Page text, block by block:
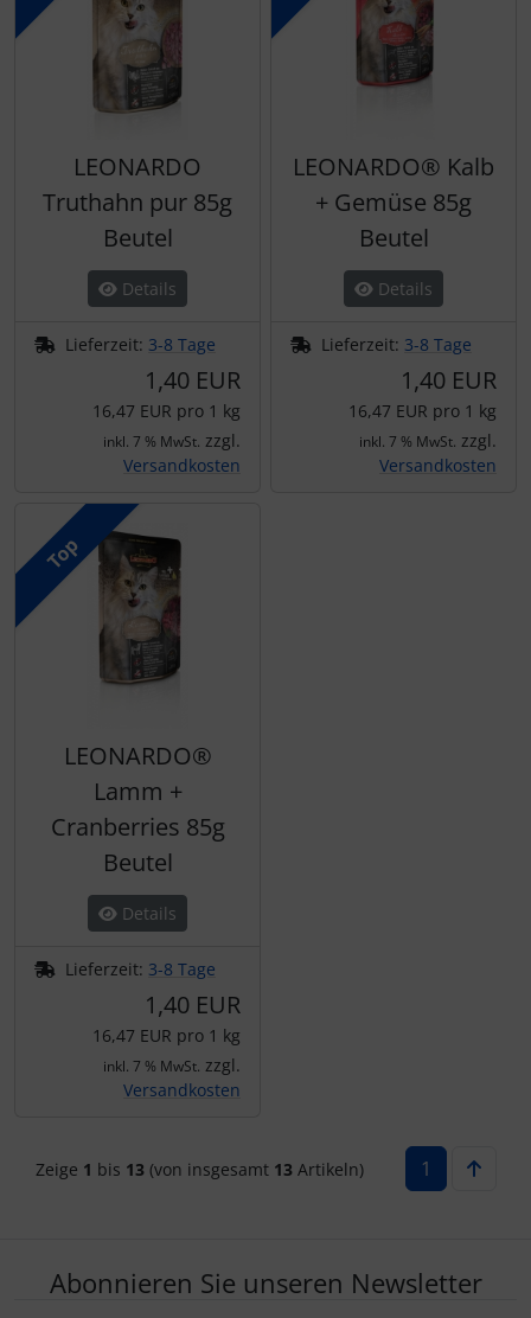
LEONARDO
Truthahn pur 85g
Beutel
Details
Lieferzeit: 3-8 Tage
1,40 EUR
16,47 EUR pro 1 kg
inkl. 7 % MwSt. zzgl.
Versandkosten
LEONARDO® Kalb
+ Gemüse 85g
Beutel
Details
Lieferzeit: 3-8 Tage
1,40 EUR
16,47 EUR pro 1 kg
inkl. 7 % MwSt. zzgl.
Versandkosten
Top
LEONARDO®
Lamm +
Cranberries 85g
Beutel
Details
Lieferzeit: 3-8 Tage
1,40 EUR
16,47 EUR pro 1 kg
inkl. 7 % MwSt. zzgl.
Versandkosten
Zeige 1 bis 13(von insgesamt 13Artikeln) 1
Abonnieren Sie unseren Newsletter